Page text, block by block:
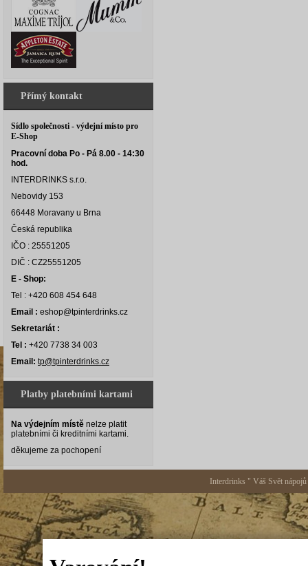
Přímý kontakt
Sídlo společnosti - výdejní místo pro
E-Shop
Pracovní doba Po - Pá 8.00 - 14:30
hod.
INTERDRINKS s.r.o.
Nebovidy 153
66448 Moravany u Brna
Česká republika
IČO : 25551205
DIČ : CZ25551205
E - Shop:
Tel : +420 608 454 648
Email : eshop@tpinterdrinks.cz
Sekretariát :
Tel : +420 7738 34 003
Email: tp@tpinterdrinks.cz
Platby platebními kartami
Na výdejním místě nelze platit
platebními či kreditními kartami.
děkujeme za pochopení
Interdrinks " Váš Svět